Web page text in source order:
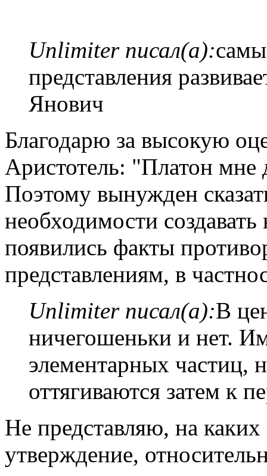
Unlimiter писал(а):
представления
Янович
Благодарю за высокую
Аристотель: "Платон мне
Поэтому вынужден
необходимости
появились факты
представлениям, в
Unlimiter писал(а):В
ничегошеньки и нет.
элементарных частиц,
оттягиваются затем к
Не представляю, на
утверждение,